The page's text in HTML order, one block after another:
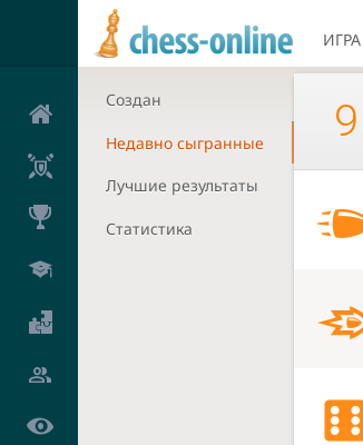
ИГРА
Создан
Недавно сыгранные
Лучшие результаты
Статистика
9